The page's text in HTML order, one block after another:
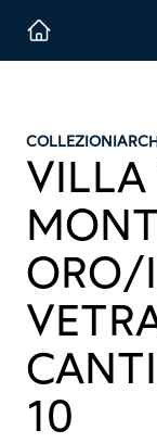
COLLEZIONI
VILLA
ORO/
10